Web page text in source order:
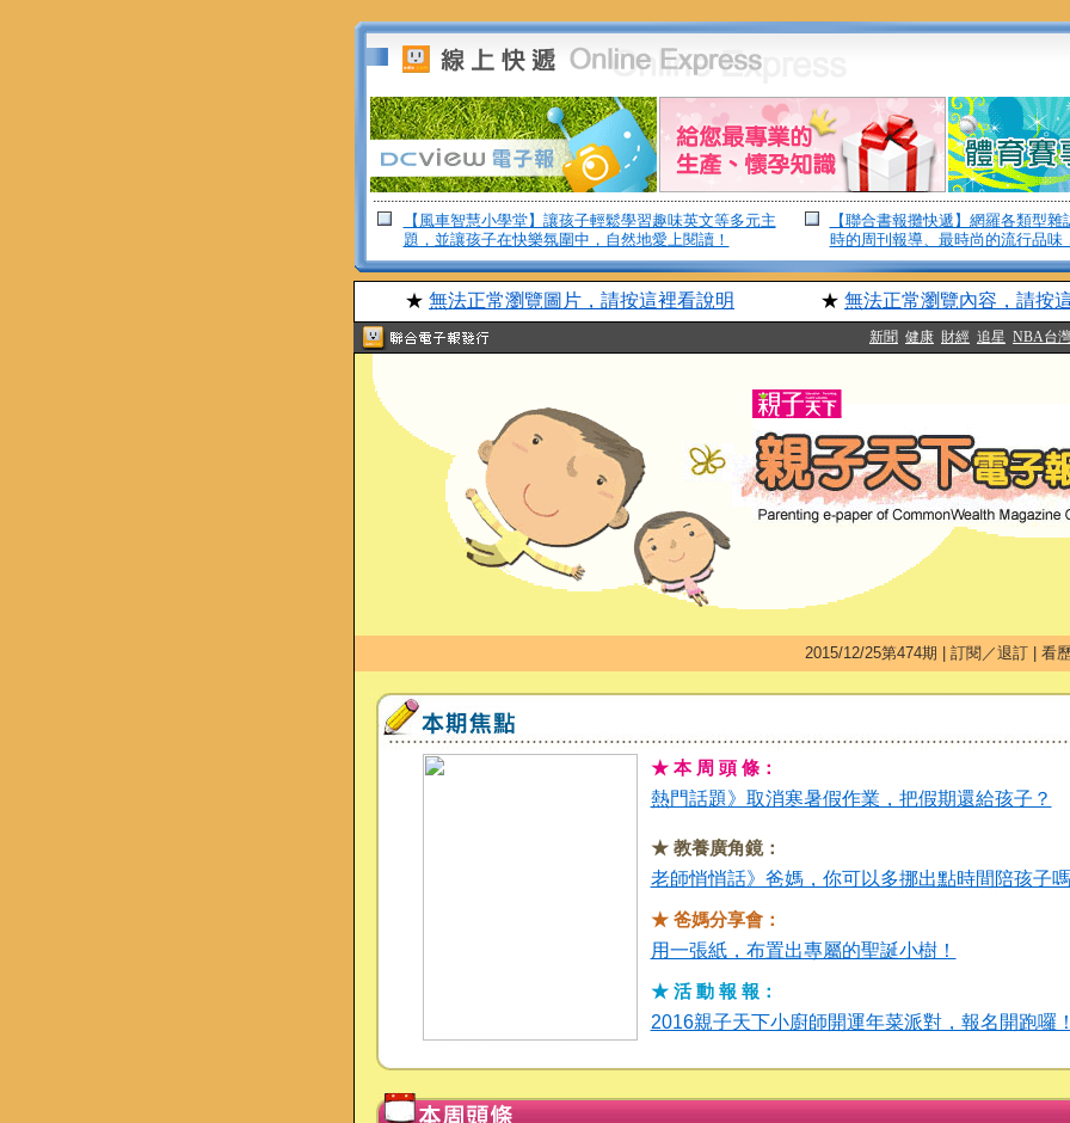
【風車智慧小學堂】讓孩子輕鬆學習趣味英文等多元主
題，並讓孩子在快樂氛圍中，自然地愛上閱讀！
【聯合書報攤快遞】網羅各類型
時的周刊報導、最時尚的流行品味
★ 無法正常瀏覽圖片，請按這裡看說明 ★ 無法正常瀏覽內容，請按
新聞 健康 財經 追星 NBA台
2015/12/25第474期 訂閱／退訂 看
★ 本 周 頭 條：
熱門話題》取消寒暑假作業，把假期還給孩子？
★ 教養廣角鏡：
老師悄悄話》爸媽，你可以多挪出點時間陪孩子
★ 爸媽分享會：
用一張紙，布置出專屬的聖誕小樹！
★ 活 動 報 報：
2016親子天下小廚師開運年菜派對，報名開跑囉